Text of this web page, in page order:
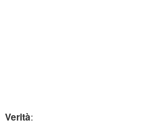
Verità: